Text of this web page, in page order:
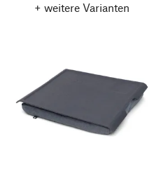
+ weitere Varianten